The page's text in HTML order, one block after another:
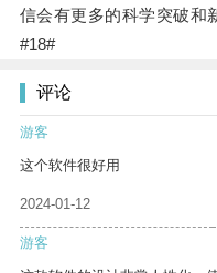
信会有更多的科学突破和
#18#
评论
游客
这个软件很好用
2024-01-12
游客